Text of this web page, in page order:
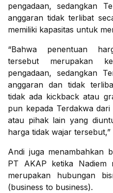
pengadaan, sedangkan
anggaran tidak terlibat
memiliki kapasitas untuk
“Bahwa penentuan
tersebut merupakan
pengadaan, sedangkan
anggaran dan tidak
tidak ada kickback atau
pun kepada Terdakwa
atau pihak lain yang
harga tidak wajar
Andi juga menambahkan
PT AKAP ketika Nadiem
merupakan hubungan
(business to business).